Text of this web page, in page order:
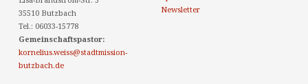
35510 Butzbach
Tel.: 06033-15778
Gemeinschaftspastor:
kornelius.weiss@stadtmission-
butzbach.de
Newsletter